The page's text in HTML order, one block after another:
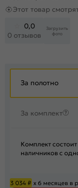
Этот товар
0,0
0 отзывов
Загрузить
фото
За полотно
За комплект
Комплект
наличников с
3 034 ₽ х 6 месяцев в